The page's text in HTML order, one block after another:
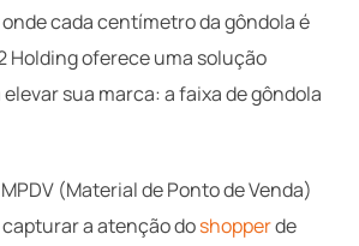
cada centímetro da gôndola é
Holding oferece uma solução
sua marca: a faixa de gôndola
(Material de Ponto de Venda)
a atenção doshopperde